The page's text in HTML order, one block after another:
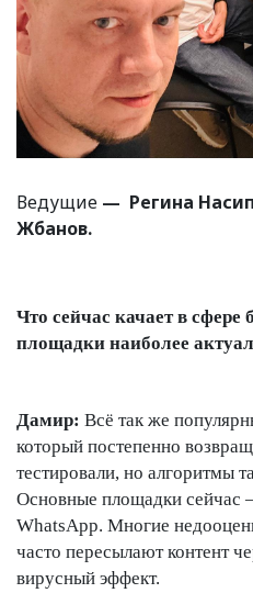
Ведущие — Регина
Жбанов.
Что сейчас качает в сфере
площадки наиболее
Дамир: Всё так же
который постепенно
тестировали, но алгоритмы
Основные площадки сейчас
WhatsApp. Многие
часто пересылают контент
вирусный эффект.